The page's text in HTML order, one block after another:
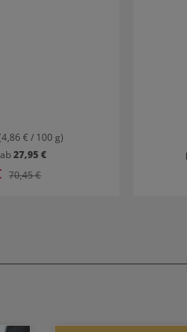
€ / 100 g)
27,95 €
Regulärer Preis:
70,45 €